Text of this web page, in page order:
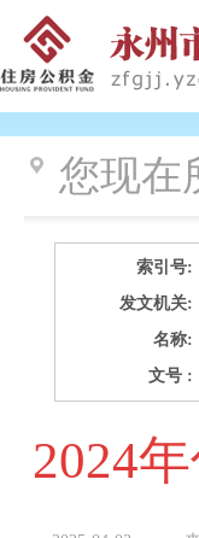
您现在
索引号:
发文机关:
名称:
文号 :
2024